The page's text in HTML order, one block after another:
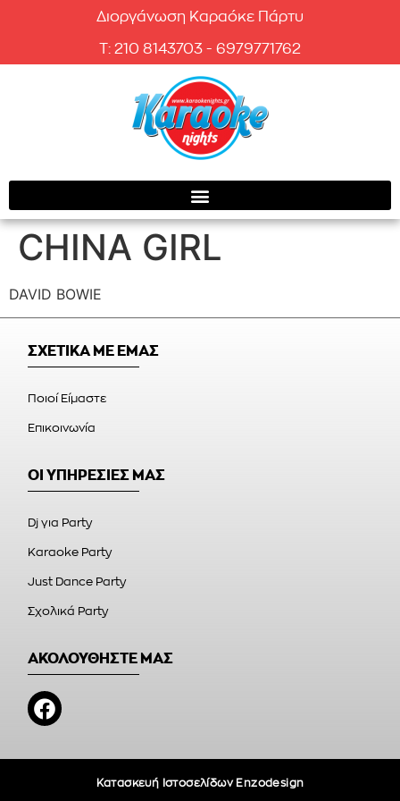
Διοργάνωση Καραόκε Πάρτυ
T: 210 8143703 - 6979771762
CHINA GIRL
DAVID BOWIE
ΣΧΕΤΙΚΑ ΜΕ ΕΜΑΣ
Ποιοί Είμαστε
Επικοινωνία
ΟΙ ΥΠΗΡΕΣΙΕΣ ΜΑΣ
Dj για Party
Karaoke Party
Just Dance Party
Σχολικά Party
ΑΚΟΛΟΥΘΗΣΤΕ ΜΑΣ
Κατασκευή Ιστοσελίδων Enzodesign